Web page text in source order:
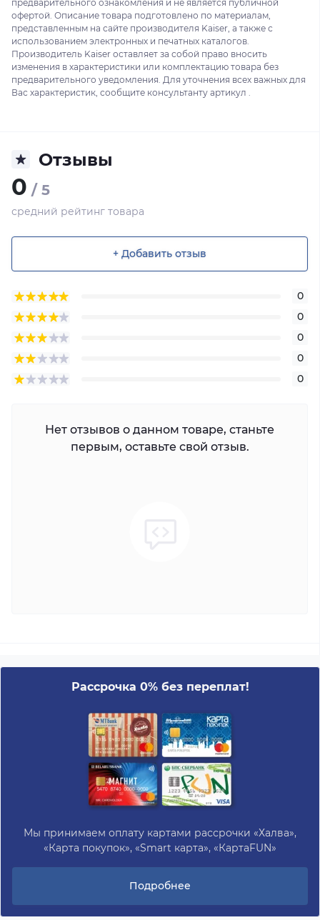
предварительного ознакомления и не является публичной
офертой. Описание товара подготовлено по материалам,
представленным на сайте производителя Kaiser, а также с
использованием электронных и печатных каталогов.
Производитель Kaiser оставляет за собой право вносить
изменения в характеристики или комплектацию товара без
предварительного уведомления. Для уточнения всех важных для
Вас характеристик, сообщите консультанту артикул .
Отзывы
0 / 5
средний рейтинг товара
+ Добавить отзыв
0
0
0
0
0
Нет отзывов о данном товаре, станьте
первым, оставьте свой отзыв.
Рассрочка 0% без переплат!
Мы принимаем оплату картами рассрочки «Халва»,
«Карта покупок», «Smart карта», «КартаFUN»
Подробнее